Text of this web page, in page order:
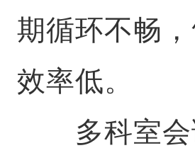
期循环不畅
效率低。
多科室会